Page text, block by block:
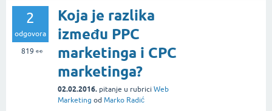
2
odgovora
819 👀
Koja je razlika
između PPC
marketinga i CPC
marketinga?
02.02.2016. pitanje u rubrici Web
Marketing od Marko Radić